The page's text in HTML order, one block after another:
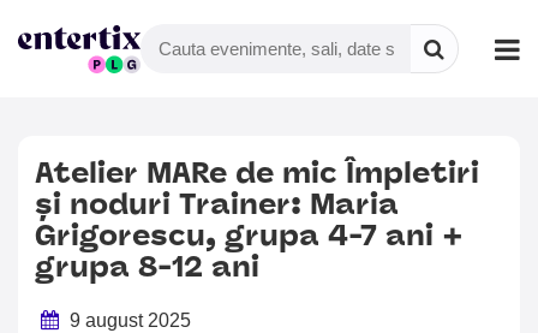
Atelier MARe de mic ⁠Împletiri
și noduri Trainer: Maria
Grigorescu, grupa 4-7 ani +
grupa 8-12 ani
9 august 2025